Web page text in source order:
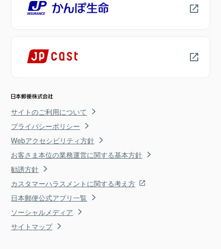
サイトのご利用について
プライバシーポリシー
Webアクセシビリティ方針
お客さま本位の業務運営に関する基本方針
勧誘方針
カスタマーハラスメントに関する考え方
日本郵便公式アプリ一覧
ソーシャルメディア
サイトマップ